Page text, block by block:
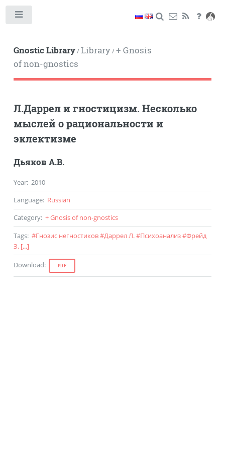
Gnostic Library/Library/+ Gnosis
of non-gnostics
Л.Даррел и гностицизм. Несколько
мыслей о рациональности и
эклектизме
Дьяков А.В.
Year: 2010
Language: Russian
Category: + Gnosis of non-gnostics
Tags: #Гнозис негностиков#Даррел Л.#Психоанализ#Фрейд
З. [...]
Download: PDF